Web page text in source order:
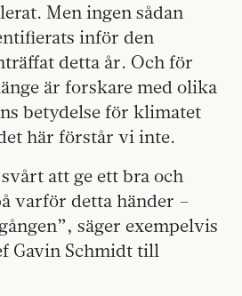
Men ingen sådan
inför den
detta år. Och för
är forskare med olika
betydelse för klimatet
här förstår vi inte.
att ge ett bra och
varför detta händer –
säger exempelvis
Gavin Schmidt till